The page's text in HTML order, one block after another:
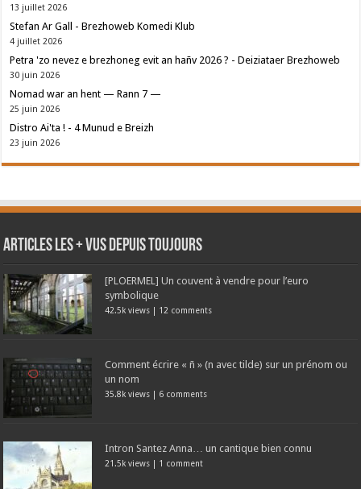
13 juillet 2026
Stefan Ar Gall - Brezhoweb Komedi Klub
4 juillet 2026
Petra 'zo nevez e brezhoneg evit an hañv 2026 ? - Deiziataer Brezhoweb
30 juin 2026
Nomad war an hent — Rann 7 —
25 juin 2026
Distro Ai'ta ! - 4 Munud e Breizh
23 juin 2026
Articles les + vus depuis toujours
[PLOERMEL] Un couvent à vendre pour l’euro
symbolique
42.5k views | 12 comments
Comment écrire « ñ » (n avec tilde) sur un prénom ou
un nom
35.8k views | 6 comments
Intron Santez Anna… un cantique bien connu
21.5k views | 1 comment